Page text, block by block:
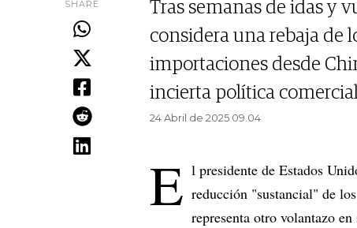
SHARE
Tras semanas de idas y
considera una rebaja de
importaciones desde
incierta política
24 Abril de 2025 09.04
E l presidente de Estados
reducción "sustancial" de los
representa otro volantazo